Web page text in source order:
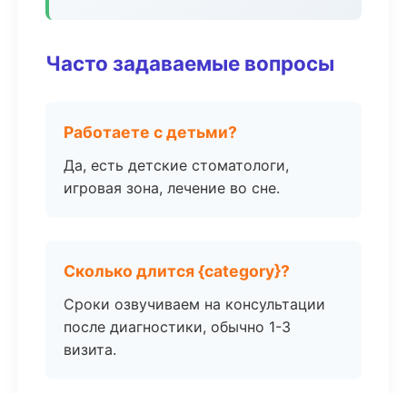
Часто задаваемые вопросы
Работаете с детьми?
Да, есть детские стоматологи,
игровая зона, лечение во сне.
Сколько длится {category}?
Сроки озвучиваем на консультации
после диагностики, обычно 1-3
визита.